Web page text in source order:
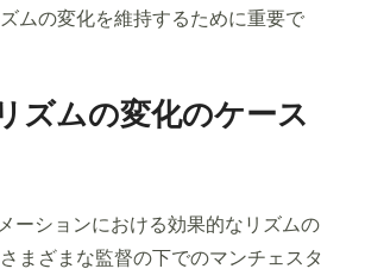
ムの変化を維持するために重要で
ズムの変化のケース
ーションにおける効果的なリズムの
まざまな監督の下でのマンチェスタ